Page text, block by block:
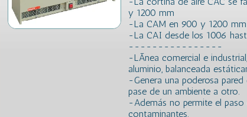
y 1200 mm
-La CAM en 900 y 1200 mm
-La CAI desde los 1006
----------------
-LÃ­nea comercial e
aluminio, balanceada
-Genera una poderosa
pase de un ambiente a otro.
-Además no permite el
contaminantes.